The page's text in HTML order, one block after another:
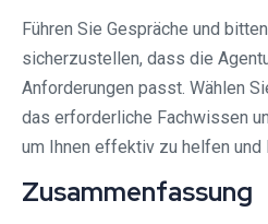
Führen Sie Gespräche und
sicherzustellen, dass die
Anforderungen passt. Wählen
das erforderliche Fachwissen
um Ihnen effektiv zu helfen und
Zusammenfassung